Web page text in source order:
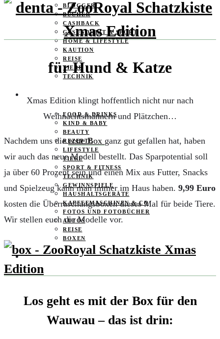
BLOGGER
BÜCHER
CASHBACK
GESUNDHEIT & SPORT
HOME & LIFESTYLE
KAUTION
REISE
TIERE
TECHNIK
FOOD & DRINKS
KIND & BABY
BEAUTY
REZEPTE
LIFESTYLE
TIERE
SPORT & FITNESS
TECHNIK
GEWINNSPIELE
HAUSHALTSGERÄTE
KAFFEEMASCHINEN & CO
FOTOS UND FOTOBÜCHER
AUTOS
REISE
BOXEN
KIND & KEGEL
für Hund & Katze
Xmas Edition klingt hoffentlich nicht nur nach
Weihnachtsmännern und Plätzchen…
Nachdem uns dieerste Box ganz gut gefallen hat, haben
wir auch das neue Modell bestellt. Das Sparpotential soll
ja über 60 Prozent sein und einen Mix aus Futter, Snacks
und Spielzeug kann man immer im Haus haben. 9,99 Euro
kosten die Überraschungsboxen dieses Mal für beide Tiere.
Wir stellen euch die Modelle vor.
Los geht es mit der Box für den
Wauwau – das ist drin: